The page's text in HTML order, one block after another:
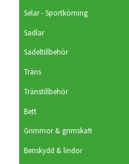
Selar - Sportkörning
Sadlar
Sadeltillbehör
Träns
Tränstillbehör
Bett
Grimmor & grimskaft
Benskydd & lindor